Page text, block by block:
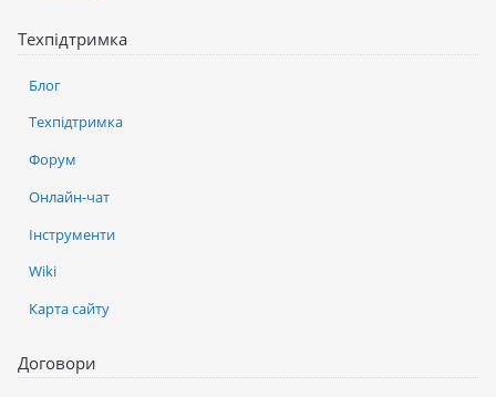
Техпідтримка
Блог
Техпідтримка
Форум
Онлайн-чат
Інструменти
Wiki
Карта сайту
Договори